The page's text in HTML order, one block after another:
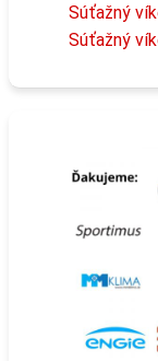
Súťažný
Súťažný